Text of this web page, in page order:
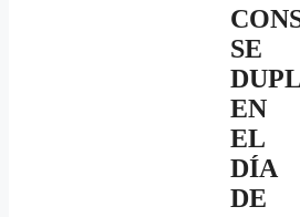
SE
EN
EL
DÍA
DE